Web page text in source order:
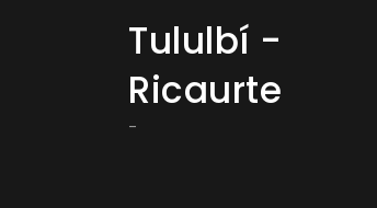
Tululbí -
Ricaurte
-